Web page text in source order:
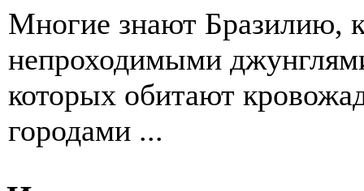
Многие знают Бразилию,
непроходимыми
которых обитают
городами ...